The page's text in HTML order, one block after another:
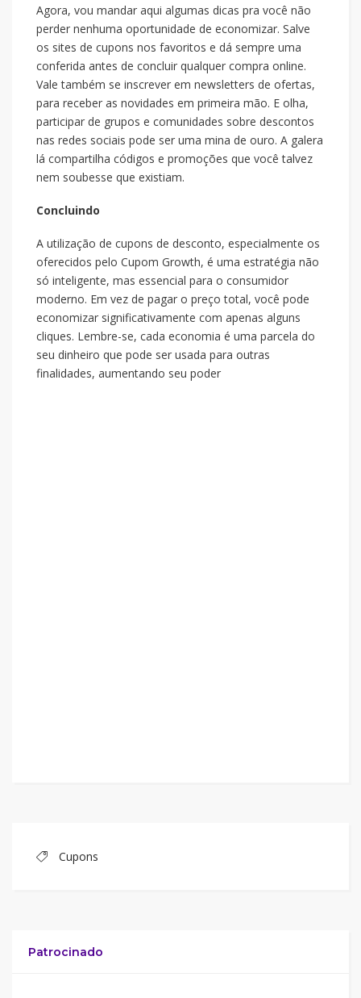
Agora, vou mandar aqui algumas dicas pra você não
perder nenhuma oportunidade de economizar. Salve
os sites de cupons nos favoritos e dá sempre uma
conferida antes de concluir qualquer compra online.
Vale também se inscrever em newsletters de ofertas,
para receber as novidades em primeira mão. E olha,
participar de grupos e comunidades sobre descontos
nas redes sociais pode ser uma mina de ouro. A galera
lá compartilha códigos e promoções que você talvez
nem soubesse que existiam.
Concluindo
A utilização de cupons de desconto, especialmente os
oferecidos pelo Cupom Growth, é uma estratégia não
só inteligente, mas essencial para o consumidor
moderno. Em vez de pagar o preço total, você pode
economizar significativamente com apenas alguns
cliques. Lembre-se, cada economia é uma parcela do
seu dinheiro que pode ser usada para outras
finalidades, aumentando seu poder
Cupons
Patrocinado